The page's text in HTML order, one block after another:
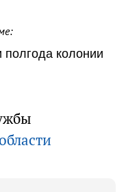
колонии